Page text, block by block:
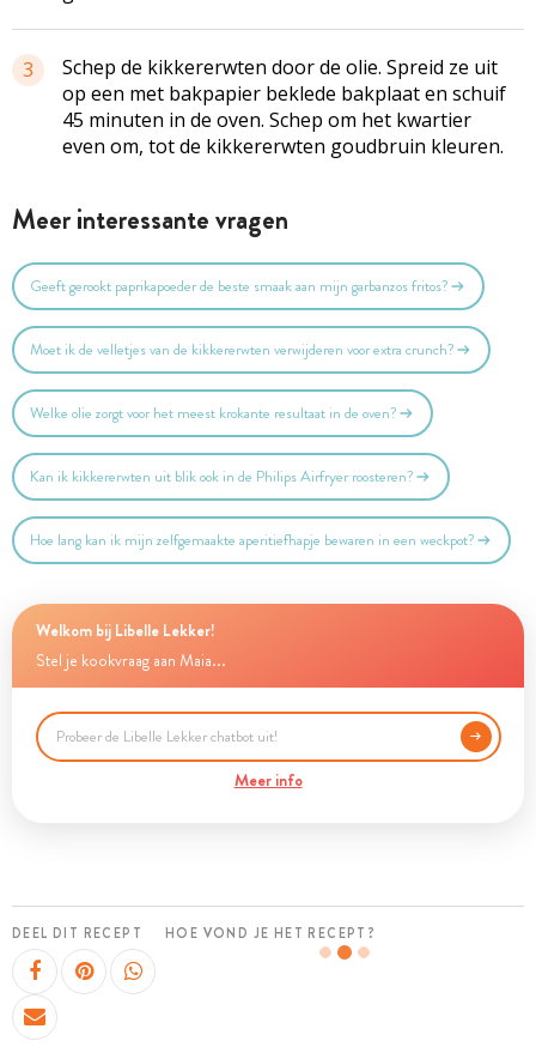
3
Schep de kikkererwten door de olie. Spreid ze uit
op een met bakpapier beklede bakplaat en schuif
45 minuten in de oven. Schep om het kwartier
even om, tot de kikkererwten goudbruin kleuren.
Meer interessante vragen
Geeft gerookt paprikapoeder de beste smaak aan mijn garbanzos fritos?
Moet ik de velletjes van de kikkererwten verwijderen voor extra crunch?
Welke olie zorgt voor het meest krokante resultaat in de oven?
Kan ik kikkererwten uit blik ook in de Philips Airfryer roosteren?
Hoe lang kan ik mijn zelfgemaakte aperitiefhapje bewaren in een weckpot?
Welkom bij Libelle Lekker!
Stel je kookvraag aan Maia...
Meer info
DEEL DIT RECEPT HOE VOND JE HET RECEPT?